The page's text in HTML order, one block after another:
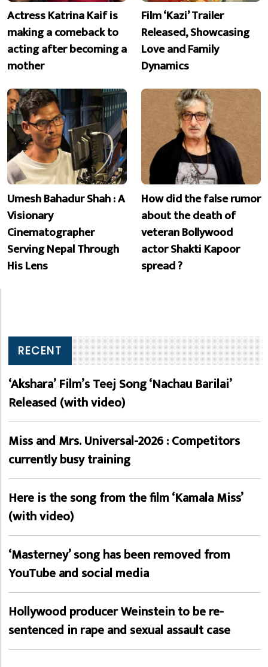
Actress Katrina Kaif is
making a comeback to
acting after becoming a
mother
Film ‘Kazi’ Trailer
Released, Showcasing
Love and Family
Dynamics
Umesh Bahadur Shah : A
Visionary
Cinematographer
Serving Nepal Through
His Lens
How did the false rumor
about the death of
veteran Bollywood
actor Shakti Kapoor
spread ?
RECENT
‘Akshara’ Film’s Teej Song ‘Nachau Barilai’
Released (with video)
Miss and Mrs. Universal-2026 : Competitors
currently busy training
Here is the song from the film ‘Kamala Miss’
(with video)
‘Masterney’ song has been removed from
YouTube and social media
Hollywood producer Weinstein to be re-
sentenced in rape and sexual assault case